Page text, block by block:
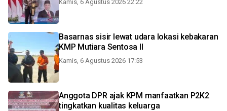
Kamis, 6 Agustus 2026 22:22
Basarnas sisir lewat udara lokasi kebakaran
KMP Mutiara Sentosa II
Kamis, 6 Agustus 2026 17:53
Anggota DPR ajak KPM manfaatkan P2K2
tingkatkan kualitas keluarga